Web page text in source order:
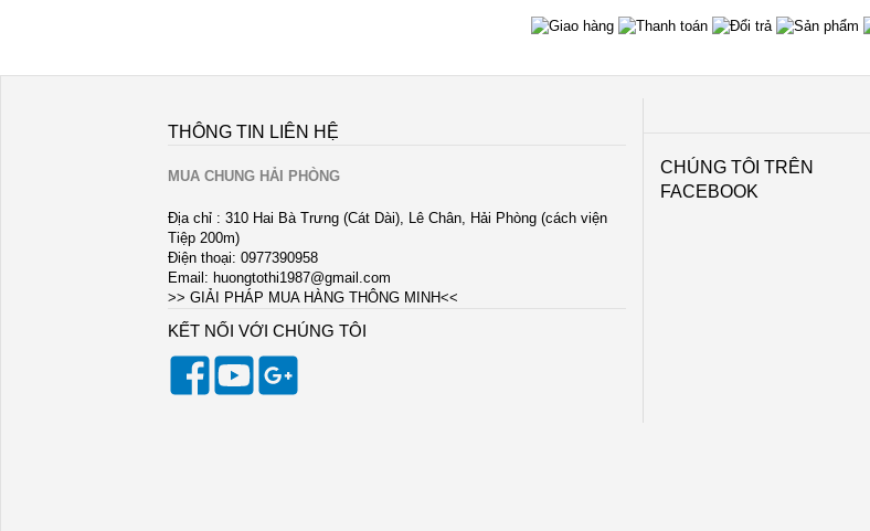
THÔNG TIN LIÊN HỆ
MUA CHUNG HẢI PHÒNG
Địa chỉ : 310 Hai Bà Trưng (Cát Dài), Lê Chân, Hải Phòng (cách viện
Tiệp 200m)
Điện thoại: 0977390958
Email: huongtothi1987@gmail.com
>> GIẢI PHÁP MUA HÀNG THÔNG MINH<<
KẾT NỐI VỚI CHÚNG TÔI
CHÚNG TÔI TRÊN
FACEBOOK